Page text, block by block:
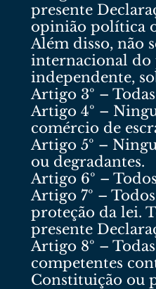
presente
opinião política
Além disso, não
internacional do
independente,
Artigo 3º –
Artigo 4º –
comércio de
Artigo 5º –
ou degradantes.
Artigo 6º –
Artigo 7º –
proteção da lei.
presente
Artigo 8º –
competentes
Constituição ou